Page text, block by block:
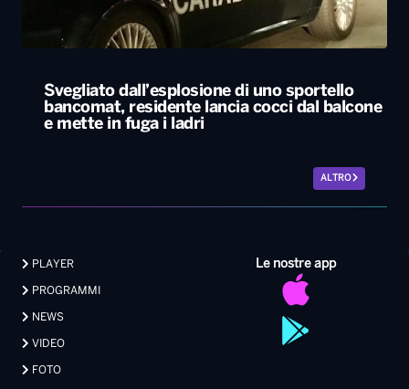
Svegliato dall’esplosione di uno sportello
bancomat, residente lancia cocci dal balcone
e mette in fuga i ladri
ALTRO
Le nostre app
PLAYER
PROGRAMMI
NEWS
VIDEO
FOTO